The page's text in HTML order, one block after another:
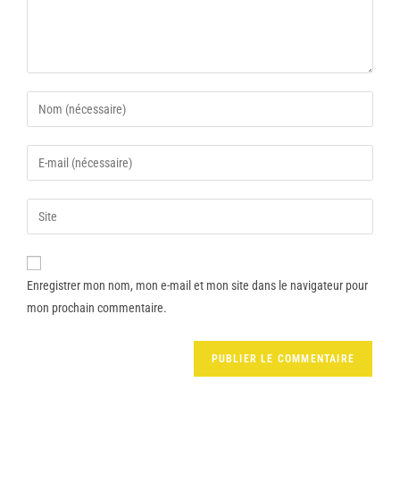
Enregistrer mon nom, mon e-mail et mon site dans le navigateur pour
mon prochain commentaire.